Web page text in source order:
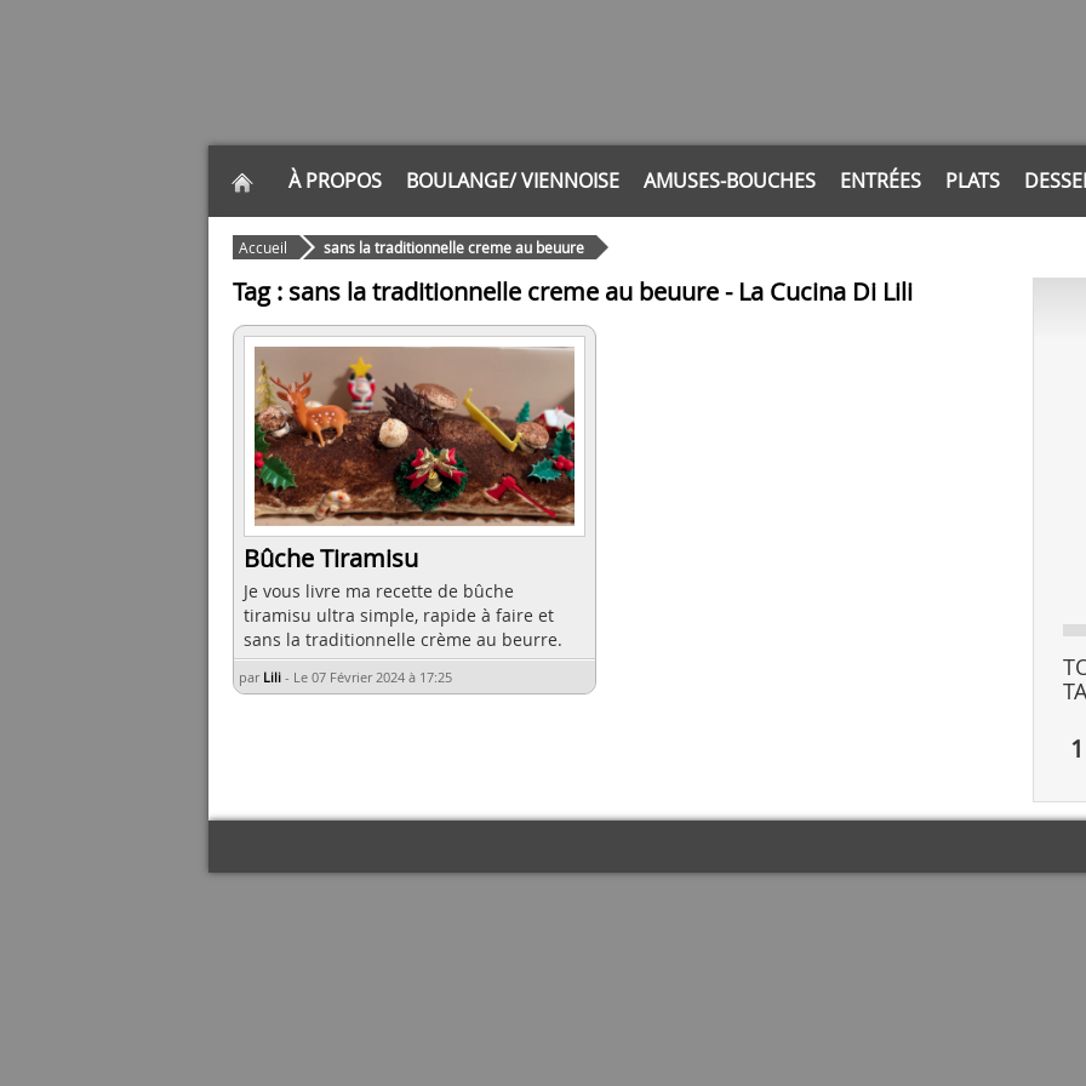
À PROPOS BOULANGE/ VIENNOISE AMUSES-BOUCHES ENTRÉES PLATS
Accueil sans la traditionnelle creme au beuure
Tag : sans la traditionnelle creme au beuure - La Cucina Di Lili
Bûche Tiramisu
Je vous livre ma recette de bûche
tiramisu ultra simple, rapide à faire et
sans la traditionnelle crème au beurre.
par Lili - Le 07 Février 2024 à 17:25
1